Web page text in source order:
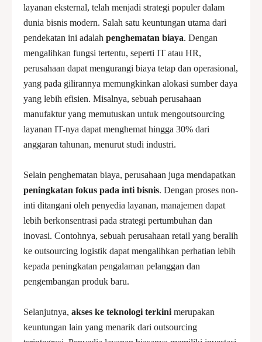
layanan eksternal, telah menjadi strategi populer dalam
dunia bisnis modern. Salah satu keuntungan utama dari
pendekatan ini adalah penghematan biaya. Dengan
mengalihkan fungsi tertentu, seperti IT atau HR,
perusahaan dapat mengurangi biaya tetap dan operasional,
yang pada gilirannya memungkinkan alokasi sumber daya
yang lebih efisien. Misalnya, sebuah perusahaan
manufaktur yang memutuskan untuk mengoutsourcing
layanan IT-nya dapat menghemat hingga 30% dari
anggaran tahunan, menurut studi industri.
Selain penghematan biaya, perusahaan juga mendapatkan
peningkatan fokus pada inti bisnis. Dengan proses non-
inti ditangani oleh penyedia layanan, manajemen dapat
lebih berkonsentrasi pada strategi pertumbuhan dan
inovasi. Contohnya, sebuah perusahaan retail yang beralih
ke outsourcing logistik dapat mengalihkan perhatian lebih
kepada peningkatan pengalaman pelanggan dan
pengembangan produk baru.
Selanjutnya, akses ke teknologi terkini merupakan
keuntungan lain yang menarik dari outsourcing